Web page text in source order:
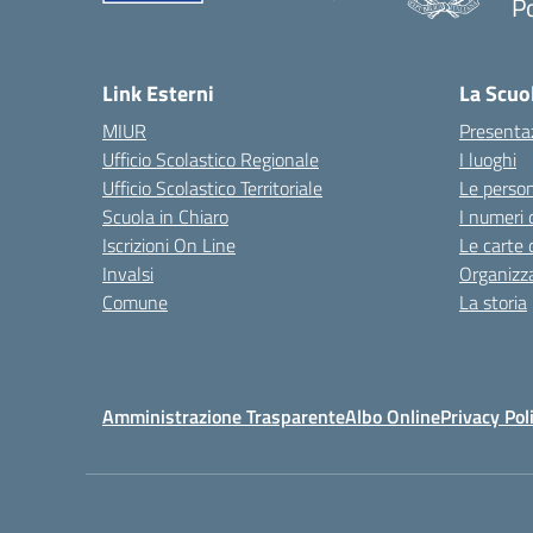
Link Esterni
MIUR
Ufficio Scolastico Regionale
Ufficio Scolastico Territoriale
Scuola in Chiaro
Iscrizioni On Line
Invalsi
Comune
La
I luoghi
Le
I numeri
Le carte
La storia
Amministrazione TrasparenteAlbo OnlinePrivacy